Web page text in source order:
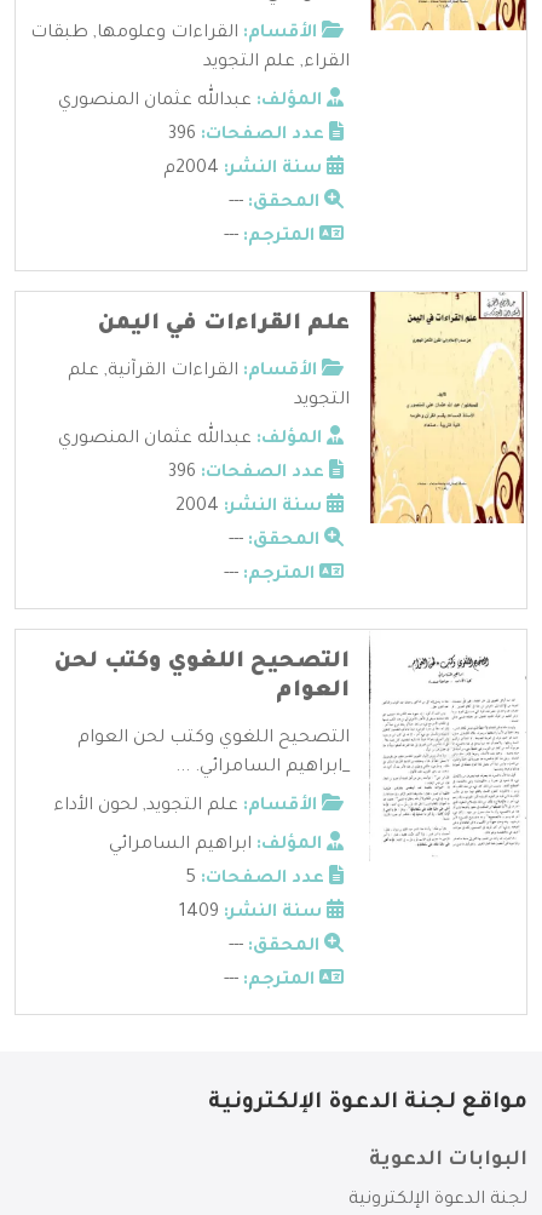
الأقسام: القراءات وعلومها, طبقات
القراء, علم التجويد
المؤلف: عبدالله عثمان المنصوري
عدد الصفحات:
سنة النشر:
المحقق: ---
المترجم: ---
علم القراءات في اليمن
الأقسام: القراءات القرآنية, علم
التجويد
المؤلف: عبدالله عثمان المنصوري
عدد الصفحات:
سنة النشر:
المحقق: ---
المترجم: ---
التصحيح اللغوي وكتب لحن
العوام
التصحيح اللغوي وكتب لحن العوام
_ابراهيم السامرائي. ...
الأقسام: علم التجويد, لحون الأداء
المؤلف: ابراهيم السامرائي
عدد الصفحات:
سنة النشر:
المحقق: ---
المترجم: ---
مواقع لجنة الدعوة الإلكترونية
البوابات الدعوية
لجنة الدعوة الإلكترونية